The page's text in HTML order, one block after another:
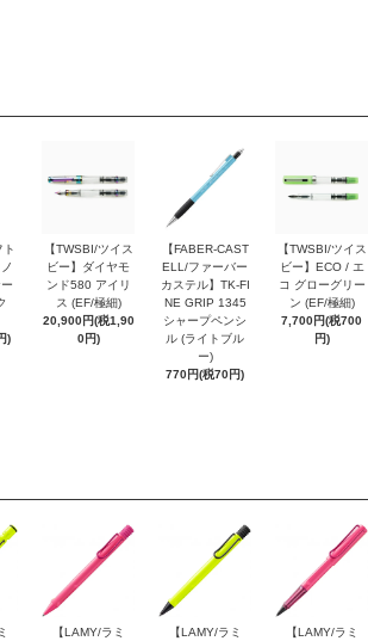
ト
)
【TWSBI/ツイス
ビー】ダイヤモ
ンド580 アイリ
ス (EF/極細)
20,900円(税1,90
0円)
【FABER-CAST
ELL/ファーバー
カステル】TK-FI
NE GRIP 1345
シャープペンシ
ル (ライトブル
ー)
770円(税70円)
【TWSBI/ツイス
ビー】ECO / エ
コ グローグリー
ン (EF/極細)
7,700円(税700
円)
【LAMY/ラミ
【LAMY/ラミ
【LAMY/ラミ